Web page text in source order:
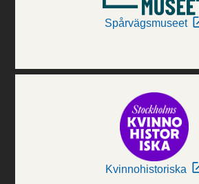
Spårvägsmuseet
Kvinnohistoriska